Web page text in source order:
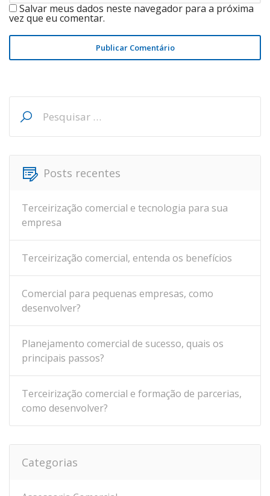
Salvar meus dados neste navegador para a próxima
vez que eu comentar.
Publicar Comentário
Pesquisar
por:
Posts recentes
Terceirização comercial e tecnologia para sua
empresa
Terceirização comercial, entenda os benefícios
Comercial para pequenas empresas, como
desenvolver?
Planejamento comercial de sucesso, quais os
principais passos?
Terceirização comercial e formação de parcerias,
como desenvolver?
Categorias